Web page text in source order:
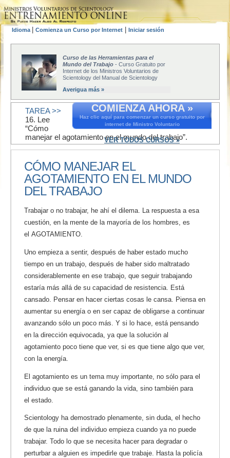
Idioma Comienza un Curso por Internet Iniciar sesión
Curso de las Herramientas para el
Mundo del Trabajo - Curso Gratuito por
Internet de los Ministros Voluntarios de
Scientology del Manual de Scientology
Averigua más »
COMIENZA AHORA »
Haz clic aquí para comenzar un curso gratuito por
internet de Ministro Voluntario
VER TODOS CURSOS »
TAREA >>
16. Lee
“Cómo
manejar el agotamiento en el mundo del trabajo”.
CÓMO MANEJAR EL
AGOTAMIENTO EN EL MUNDO
DEL TRABAJO
Trabajar o no trabajar, he ahí el dilema. La respuesta a esa
cuestión, en la mente de la mayoría de los hombres, es
el AGOTAMIENTO.
Uno empieza a sentir, después de haber estado mucho
tiempo en un trabajo, después de haber sido maltratado
considerablemente en ese trabajo, que seguir trabajando
estaría más allá de su capacidad de resistencia. Está
cansado. Pensar en hacer ciertas cosas le cansa. Piensa en
aumentar su energía o en ser capaz de obligarse a continuar
avanzando sólo un poco más. Y si lo hace, está pensando
en la dirección equivocada, ya que la solución al
agotamiento poco tiene que ver, si es que tiene algo que ver,
con la energía.
El agotamiento es un tema muy importante, no sólo para el
individuo que se está ganando la vida, sino también para
el estado.
Scientology ha demostrado plenamente, sin duda, el hecho
de que la ruina del individuo empieza cuando ya no puede
trabajar. Todo lo que se necesita hacer para degradar o
perturbar a alguien es impedirle que trabaje. Hasta la policía